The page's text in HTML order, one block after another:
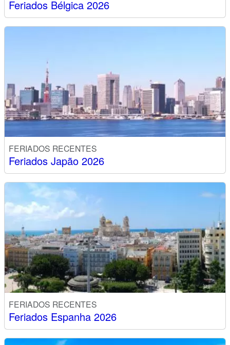
Feriados Bélgica 2026
FERIADOS RECENTES
Feriados Japão 2026
FERIADOS RECENTES
Feriados Espanha 2026